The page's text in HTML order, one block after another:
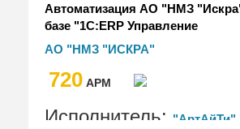
Автоматизация АО "НМЗ
базе "1С:ERP Управление
предприятием"
АО "НМЗ "ИСКРА"
720 АРМ
Исполнитель: "АртАйТи"